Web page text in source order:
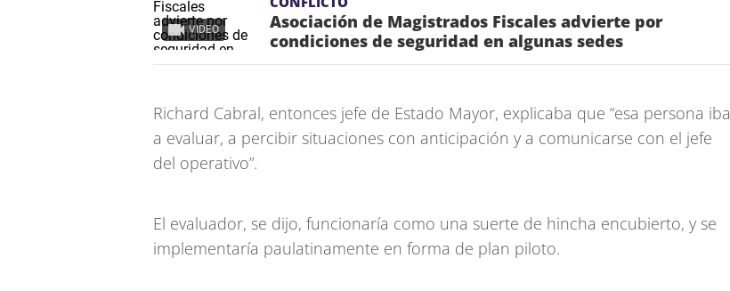
VIDEO
Asociación de Magistrados Fiscales advierte por
condiciones de seguridad en algunas sedes
Richard Cabral, entonces jefe de Estado Mayor, explicaba que “esa persona iba
a evaluar, a percibir situaciones con anticipación y a comunicarse con el jefe
del operativo”.
El evaluador, se dijo, funcionaría como una suerte de hincha encubierto, y se
implementaría paulatinamente en forma de plan piloto.